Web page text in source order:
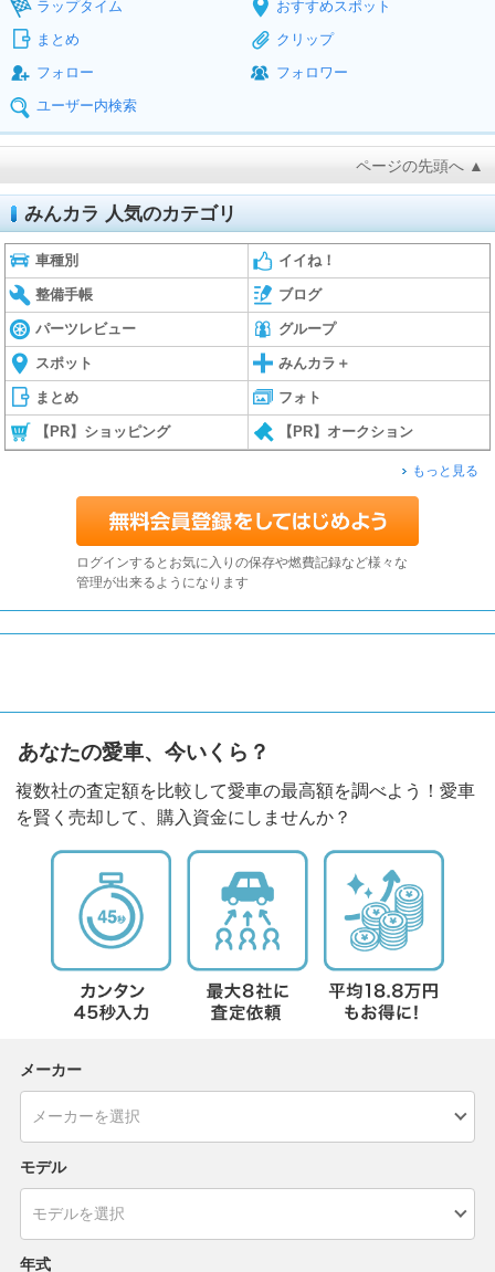
ラップタイム
おすすめスポット
まとめ
クリップ
フォロー
フォロワー
ユーザー内検索
ページの先頭へ ▲
みんカラ 人気のカテゴリ
車種別 イイね！
整備手帳 ブログ
パーツレビュー グループ
スポット みんカラ＋
まとめ フォト
【PR】ショッピング 【PR】オークション
もっと見る
ログインするとお気に入りの保存や燃費記録など様々な
管理が出来るようになります
あなたの愛車、今いくら？
複数社の査定額を比較して愛車の最高額を調べよう！愛車
を賢く売却して、購入資金にしませんか？
メーカー
モデル
年式